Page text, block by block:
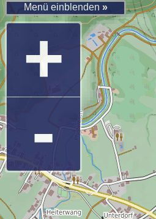
Menü einblenden »
+
-